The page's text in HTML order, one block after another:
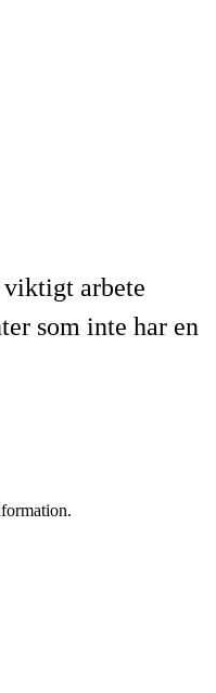
viktigt arbete
som inte har en